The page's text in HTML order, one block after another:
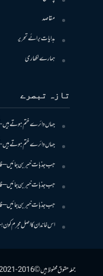
مقاصد
ہدایات برائے تحریر
ہمارے لکھاری
تازہ تبصرے
جہاں دائرے ختم ہوتے ہیں-
جہاں دائرے ختم ہوتے ہیں-
جب جذبات خبر بن جائیں –
جب جذبات خبر بن جائیں –
جب جذبات خبر بن جائیں –
اس خاندان کا اصل مجرم کون!
جملہ حقوق محفوظ ہیں © 2016-2021 دلیل (ڈاٹ پی کے)۔